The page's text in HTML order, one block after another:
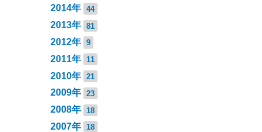
2014年 44
2013年 81
2012年 9
2011年 11
2010年 21
2009年 23
2008年 18
2007年 18